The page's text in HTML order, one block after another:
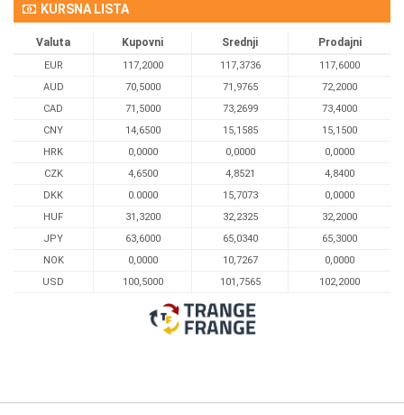
KURSNA LISTA
Valuta Kupovni Srednji Prodajni
EUR 117,2000 117,3736
117,6000
AUD
70,5000 71,9765
72,2000
CAD
71,5000 73,2699
73,4000
CNY
14,6500 15,1585
15,1500
HRK
0,0000 0,0000
0,0000
CZK
4,6500 4,8521
4,8400
DKK
0.0000 15,7073
0,0000
HUF
31,3200 32,2325
32,2000
JPY
63,6000 65,0340
65,3000
NOK
0,0000 10,7267
0,0000
USD
100,5000 101,7565 102,2000